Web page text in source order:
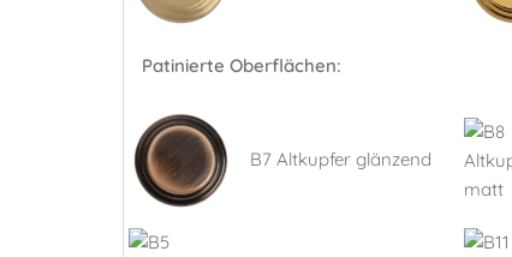
Patinierte Oberflächen:
B7 Altkupfer glänzend